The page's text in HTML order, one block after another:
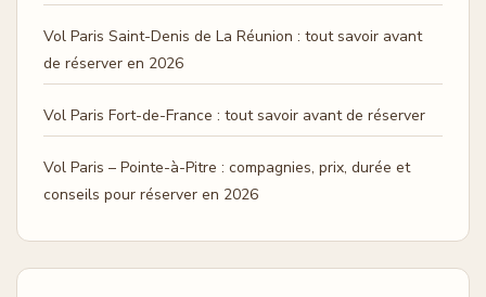
Vol Paris Saint-Denis de La Réunion : tout savoir avant
de réserver en 2026
Vol Paris Fort-de-France : tout savoir avant de réserver
Vol Paris – Pointe-à-Pitre : compagnies, prix, durée et
conseils pour réserver en 2026